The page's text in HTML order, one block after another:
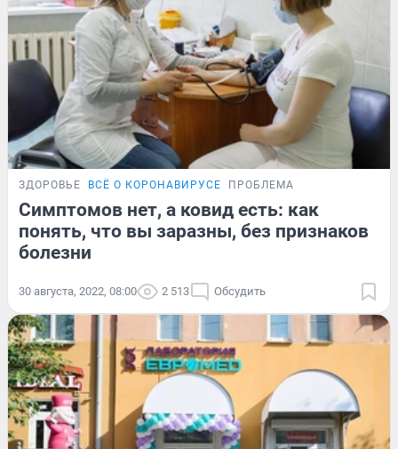
ЗДОРОВЬЕ ВСЁ О КОРОНАВИРУСЕ ПРОБЛЕМА
Симптомов нет, а ковид есть: как
понять, что вы заразны, без признаков
болезни
30 августа, 2022, 08:00 2 513 Обсудить